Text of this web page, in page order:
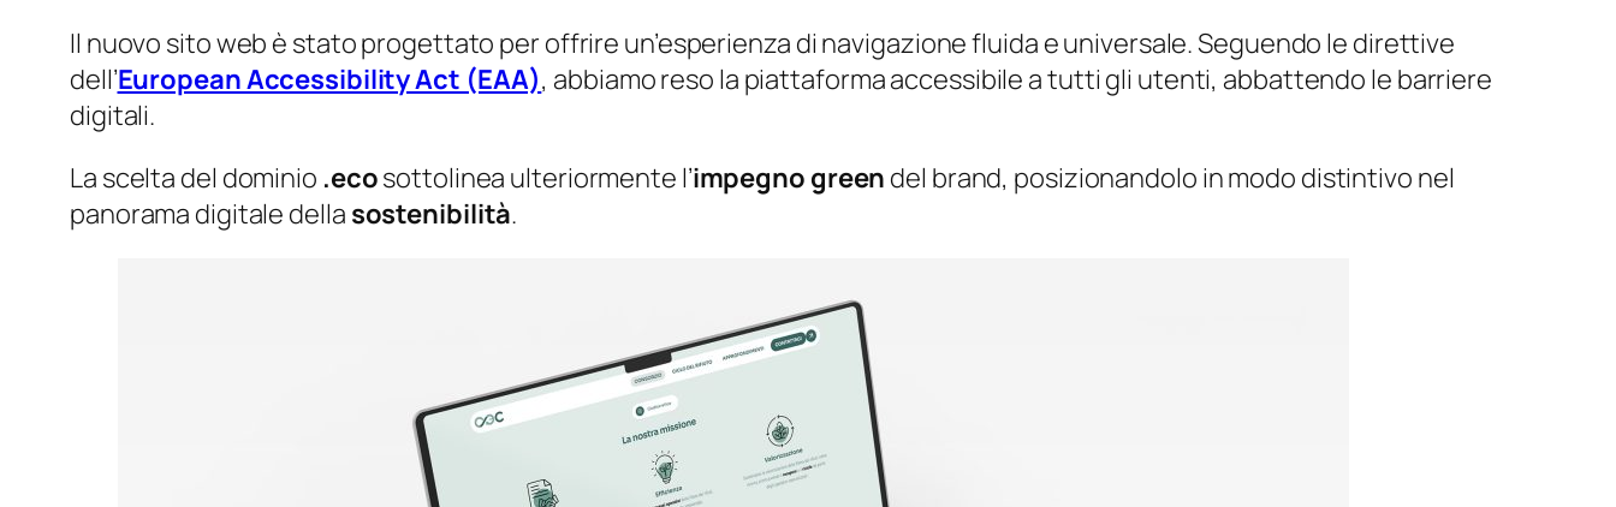
Il nuovo sito web è stato progettato per offrire un’esperienza di navigazione fluida e universale. Seguendo le direttive
dell’European Accessibility Act (EAA), abbiamo reso la piattaforma accessibile a tutti gli utenti, abbattendo le barriere
digitali.
La scelta del dominio .ecosottolinea ulteriormente l’impegno green del brand, posizionandolo in modo distintivo nel
panorama digitale della sostenibilità.